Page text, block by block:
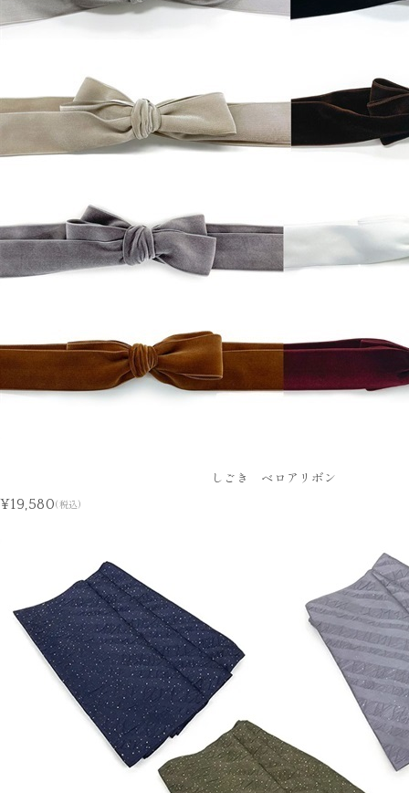
しごき ベロアリボン
¥19,580(税込)